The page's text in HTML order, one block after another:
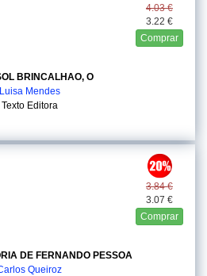
4.03 €
3.22 €
Comprar
BRINCALHAO, O
Luisa Mendes
Texto Editora
3.84 €
3.07 €
Comprar
DE FERNANDO PESSOA
Queiroz